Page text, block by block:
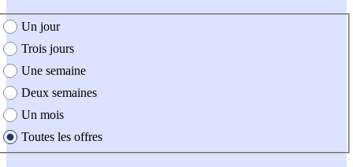
création de l'offre
Un jour
Trois jours
Une semaine
Deux semaines
Un mois
Toutes les offres